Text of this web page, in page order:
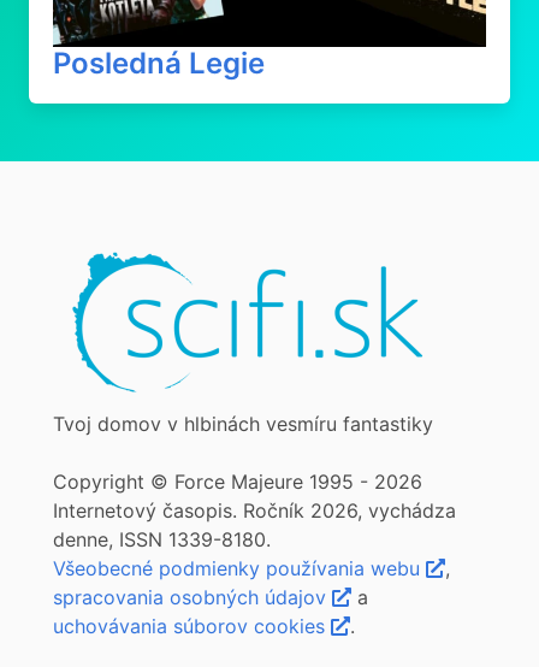
Posledná Legie
Tvoj domov v hlbinách vesmíru fantastiky
Copyright © Force Majeure 1995 - 2026
Internetový časopis. Ročník 2026, vychádza
denne, ISSN 1339-8180.
Všeobecné podmienky používania webu
,
spracovania osobných údajov
a
uchovávania súborov cookies
.